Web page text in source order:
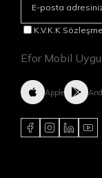
K.V.K.K
Efor Mobil
Apple